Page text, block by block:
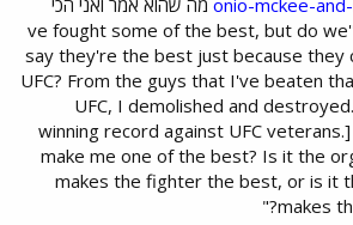
מסכים איתו, זה: "'ve fought some of the best, but do we
say they're the best just because they
UFC? From the guys that I've beaten
UFC, I demolished and
winning record against UFC
make me one of the best? Is it the
makes the fighter the best, or is it
makes